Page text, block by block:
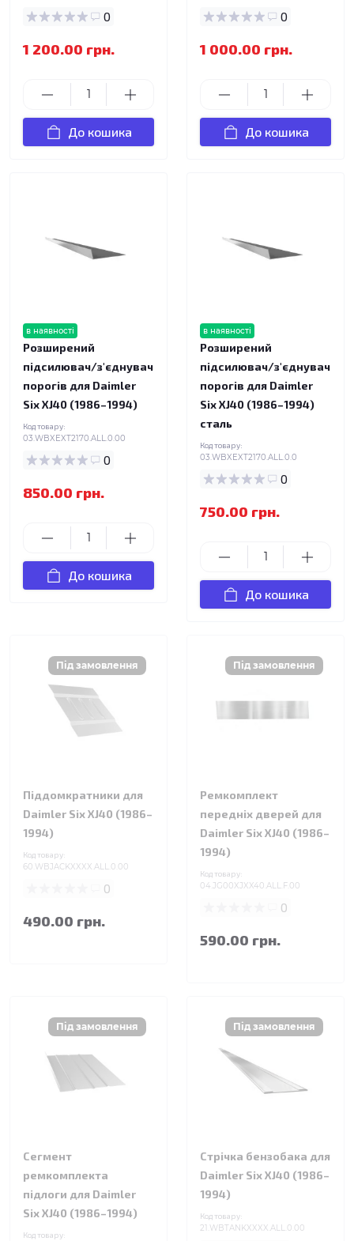
0
1 200.00 грн.
До кошика
0
1 000.00 грн.
До кошика
в наявності
Розширений
підсилювач/з'єднувач
порогів для Daimler
Six XJ40 (1986–1994)
Код товару:
03.WBXEXT2170.ALL.0.00
0
850.00 грн.
До кошика
в наявності
Розширений
підсилювач/з'єднувач
порогів для Daimler
Six XJ40 (1986–1994)
сталь
Код товару:
03.WBXEXT2170.ALL.0.0
0
750.00 грн.
До кошика
Піддомкратники для
Daimler Six XJ40 (1986–
1994)
Код товару:
60.WBJACKXXXX.ALL.0.00
0
490.00 грн.
Ремкомплект
передніх дверей для
Daimler Six XJ40 (1986–
1994)
Код товару:
04.JG00XJXX40.ALL.F.00
0
590.00 грн.
Сегмент
ремкомплекта
підлоги для Daimler
Six XJ40 (1986–1994)
Код товару:
Стрічка бензобака для
Daimler Six XJ40 (1986–
1994)
Код товару:
21.WBTANKXXXX.ALL.0.00